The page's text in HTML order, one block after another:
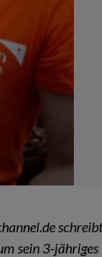
sein 3-